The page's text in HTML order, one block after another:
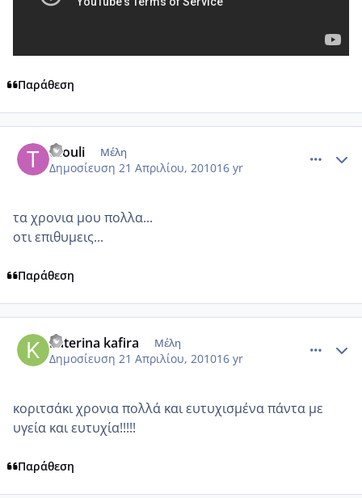
Παράθεση
thouli Μέλη
Δημοσίευση 21 Απριλίου, 201016 yr
τα χρονια μου πολλα...
οτι επιθυμεις...
Παράθεση
katerina kafira Μέλη
Δημοσίευση 21 Απριλίου, 201016 yr
κοριτσάκι χρονια πολλά και ευτυχισμένα πάντα με
υγεία και ευτυχία!!!!!
Παράθεση